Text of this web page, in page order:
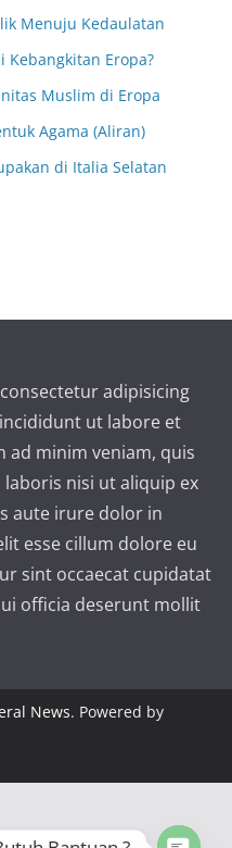
Menuju Kedaulatan
Kebangkitan Eropa?
Muslim di Eropa
Agama (Aliran)
di Italia Selatan
adipisicing
ut labore et
ad minim veniam, quis
nisi ut aliquip ex
aute irure dolor in
esse cillum dolore eu
sint occaecat cupidatat
officia deserunt mollit
News. Powered by